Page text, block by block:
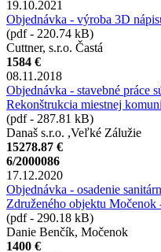
19.10.2021
Objednávka - výroba 3D
(pdf - 220.74 kB)
Cuttner, s.r.o. Častá
1584 €
08.11.2018
Objednávka - stavebné práce
Rekonštrukcia miestnej
(pdf - 287.81 kB)
Današ s.r.o. ,Veľké Zálužie
15278.87 €
6/2000086
17.12.2020
Objednávka - osadenie
Združeného objektu Močenok
(pdf - 290.18 kB)
Danie Benčík, Močenok
1400 €